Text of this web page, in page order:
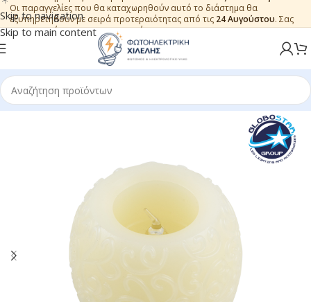
Skip to navigation
Skip to main content
Οι παραγγελίες που θα καταχωρηθούν αυτό το διάστημα θα
εξυπηρετηθούν με σειρά προτεραιότητας από τις 24 Αυγούστου. Σας
ευχαριστούμε για την εμπιστοσύνη.